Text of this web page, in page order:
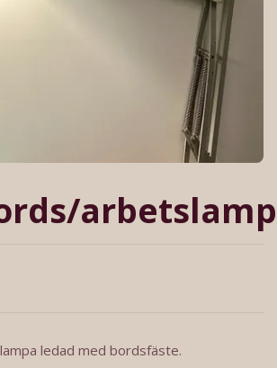
ledad med bordsfäste.